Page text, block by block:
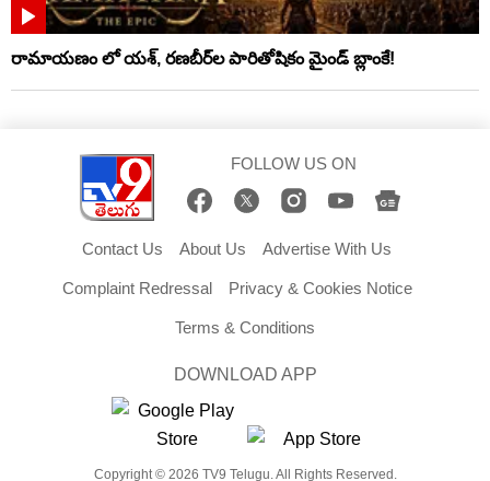
రామాయణం లో యశ్, రణబీర్‌ల పారితోషికం మైండ్‌ బ్లాంకే!
FOLLOW US ON
Contact Us About Us Advertise With Us
Complaint Redressal Privacy & Cookies Notice
Terms & Conditions
DOWNLOAD APP
Copyright © 2026 TV9 Telugu. All Rights Reserved.